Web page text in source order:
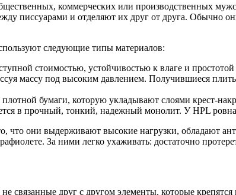
коммерческих или производственных
писсуарами и отделяют их друг от друга. Обычно
следующие типы материалов:
стоимостью, устойчивостью к влаге и
массу под высоким давлением. Получившиеся
бумаги, которую укладывают слоями крест-
в прочный, тонкий, надежный монолит. У HPL
что они выдерживают высокие нагрузки,
За ними легко ухаживать: достаточно
связанные друг с другом элементы, которые